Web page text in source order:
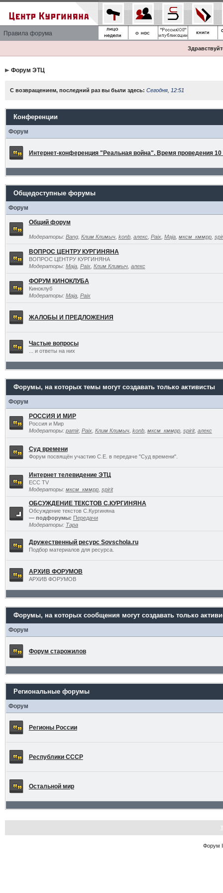
Правила форума
Форум ЭТЦ
С возвращением, последний раз вы были здесь: Сегодня, 12:51
Конференции
Форум
Интернет-конференция "Реальная война". Время проведения 10
Общедоступные форумы
Форум
Общий форум
Модераторы: Bang, Клим Климыч, konb, алекс, Paix, Maja, мксм_кммрр,
ВОПРОС ЦЕНТРУ КУРГИНЯНА
ВОПРОС ЦЕНТРУ КУРГИНЯНА
Модераторы: Maja, Paix, Клим Климыч, алекс
ФОРУМ КИНОКЛУБА
Киноклуб
Модераторы: Maja, Paix
ЖАЛОБЫ И ПРЕДЛОЖЕНИЯ
Частые вопросы
... и ответы на них
Форумы, на которых темы могут создавать только активисты
Форум
РОССИЯ И МИР
Россия и Мир
Модераторы: pamir, Paix, Клим Климыч, konb, мксм_кммрр, spirit, алекс
Суд времени
Форум посвящён участию С.Е. в передаче "Суд времени".
Интернет телевидение ЭТЦ
ECC TV
Модераторы: мксм_кммрр, spirit
ОБСУЖДЕНИЕ ТЕКСТОВ С.КУРГИНЯНА
Обсуждение текстов С.Кургиняна
— подфорумы: Передачи
Модераторы: Тара
Дружественный ресурс Sovschola.ru
Подбор материалов для ресурса.
АРХИВ ФОРУМОВ
АРХИВ ФОРУМОВ
Форумы, на которых сообщения могут создавать только
Форум
Форум старожилов
Региональные форумы
Форум
Регионы России
Республики СССР
Остальной мир
Форум